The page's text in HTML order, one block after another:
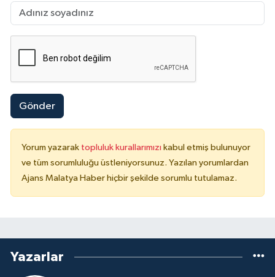
Gönder
Yorum yazarak topluluk kurallarımızı kabul etmiş bulunuyor
ve tüm sorumluluğu üstleniyorsunuz. Yazılan yorumlardan
Ajans Malatya Haber hiçbir şekilde sorumlu tutulamaz.
Yazarlar